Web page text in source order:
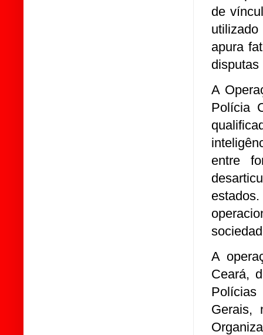
de
apura
disputas
A
Polícia
entre
A
Ceará,
Gerais,